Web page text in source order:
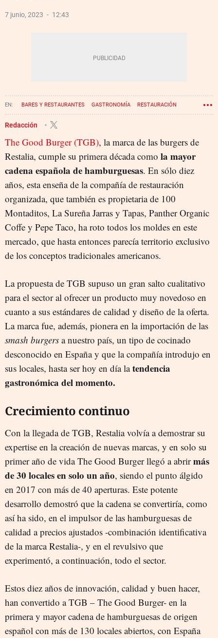
7 junio, 2023 12:43
BARES Y RESTAURANTES GASTRONOMÍA RESTAURACIÓN
FRANQUICIA
Redacción
The Good Burger (TGB), la marca de las burgers de
Restalia, cumple su primera década como la mayor
cadena española de hamburguesas. En sólo diez
años, esta enseña de la compañía de restauración
organizada, que también es propietaria de 100
Montaditos, La Sureña Jarras y Tapas, Panther Organic
Coffe y Pepe Taco, ha roto todos los moldes en este
mercado, que hasta entonces parecía territorio exclusivo
de los conceptos tradicionales americanos.
La propuesta de TGB supuso un gran salto cualitativo
para el sector al ofrecer un producto muy novedoso en
cuanto a sus estándares de calidad y diseño de la oferta.
La marca fue, además, pionera en la importación de las
smash burgers a nuestro país, un tipo de cocinado
desconocido en España y que la compañía introdujo en
sus locales, hasta ser hoy en día latendencia
gastronómica del momento.
Crecimiento continuo
Con la llegada de TGB, Restalia volvía a demostrar su
expertise en la creación de nuevas marcas, y en solo su
primer año de vida The Good Burger llegó a abrirmás
de 30 locales en solo un año, siendo el punto álgido
en 2017 con más de 40 aperturas. Este potente
desarrollo demostró que la cadena se convertiría, como
así ha sido, en el impulsor de las hamburguesas de
calidad a precios ajustados -combinación identificativa
de la marca Restalia-, y en el revulsivo que
experimentó, a continuación, todo el sector.
Estos diez años de innovación, calidad y buen hacer,
han convertido a TGB – The Good Burger- en la
primera y mayor cadena de hamburguesas de origen
español con más de 130 locales abiertos, con España